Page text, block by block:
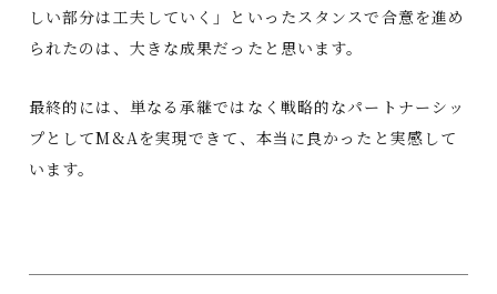
しい部分は工夫していく」といったスタンスで合意を進め
られたのは、大きな成果だったと思います。
最終的には、単なる承継ではなく戦略的なパートナーシッ
プとしてM&Aを実現できて、本当に良かったと実感して
います。